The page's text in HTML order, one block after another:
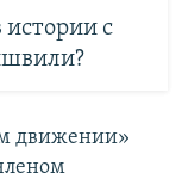
с
движении»